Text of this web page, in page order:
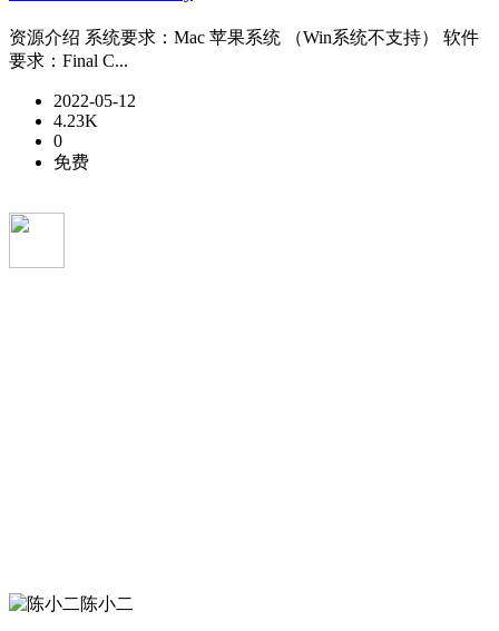
资源介绍 系统要求：Mac 苹果系统 （Win系统不支持） 软件
要求：Final C...
2022-05-12
4.23K
0
免费
陈小二